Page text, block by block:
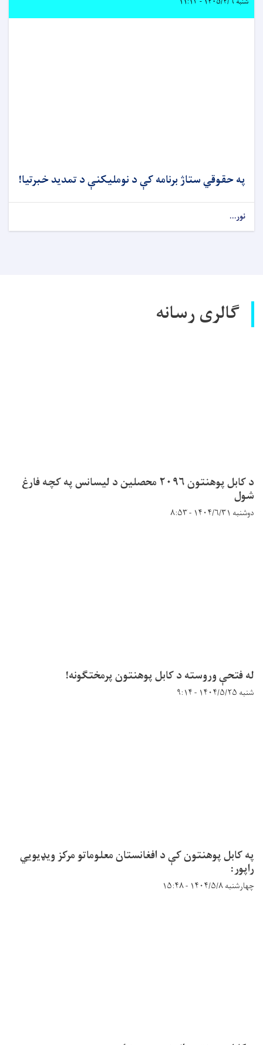
په حقوقي ستاژ برنامه کې د نوملیکنې د تمدید خبرتیا!
نور...
گالری رسانه
د کابل پوهنتون ۲۰۹۶ محصلین د لیسانس په کچه فارغ
شول
دوشنبه ۱۴۰۴/۶/۳۱ - ۸:۵۳
له فتحې وروسته د کابل پوهنتون پرمختګونه!
شنبه ۱۴۰۴/۵/۲۵ - ۹:۱۴
په کابل پوهنتون کې د افغانستان معلوماتو مرکز ویډیويي
راپور:
چهارشنبه ۱۴۰۴/۵/۸ - ۱۵:۴۸